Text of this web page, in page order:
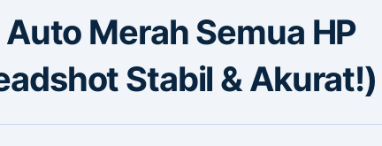
Merah Semua HP
Stabil & Akurat!)